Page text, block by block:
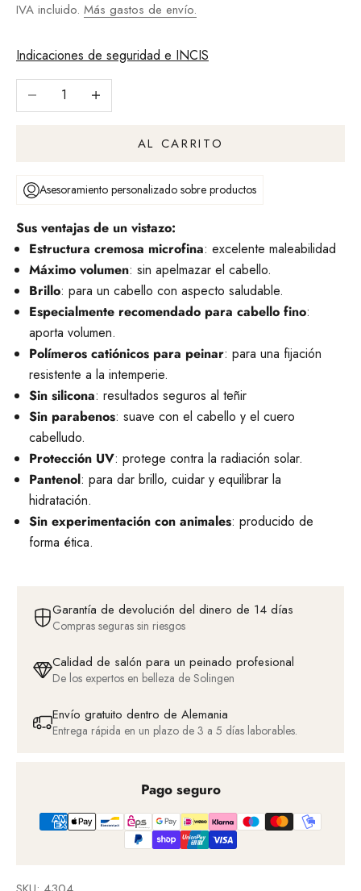
IVA incluido. Más gastos de envío.
Indicaciones de seguridad e INCIS
Reducir cantidadAumentar la cantidad
AL CARRITO
Asesoramiento personalizado sobre productos
Sus ventajas de un vistazo:
Estructura cremosa microfina: excelente maleabilidad
Máximo volumen: sin apelmazar el cabello.
Brillo: para un cabello con aspecto saludable.
Especialmente recomendado para cabello fino:
aporta volumen.
Polímeros catiónicos para peinar: para una fijación
resistente a la intemperie.
Sin silicona: resultados seguros al teñir
Sin parabenos: suave con el cabello y el cuero
cabelludo.
Protección UV: protege contra la radiación solar.
Pantenol: para dar brillo, cuidar y equilibrar la
hidratación.
Sin experimentación con animales: producido de
forma ética.
Garantía de devolución del dinero de 14 días
Compras seguras sin riesgos
Calidad de salón para un peinado profesional
De los expertos en belleza de Solingen
Envío gratuito dentro de Alemania
Entrega rápida en un plazo de 3 a 5 días laborables.
Pago seguro